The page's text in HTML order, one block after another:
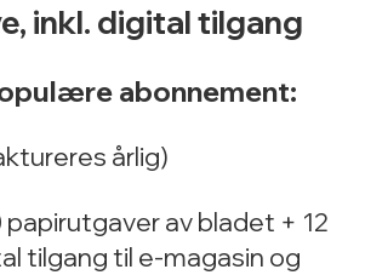
inkl. digital tilgang
abonnement:
årlig)
papirutgaver av bladet + 12
tilgang til e-magasin og